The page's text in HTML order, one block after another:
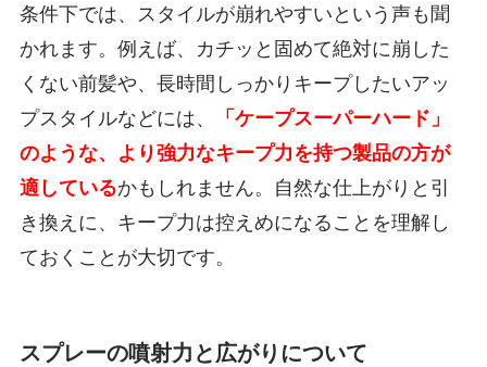
条件下では、スタイルが崩れやすいという声も聞
かれます。例えば、カチッと固めて絶対に崩した
くない前髪や、長時間しっかりキープしたいアッ
プスタイルなどには、
「ケープスーパーハード」
のような、より強力なキープ力を持つ製品の方が
適しているかもしれません。自然な仕上がりと引
き換えに、キープ力は控えめになることを理解し
ておくことが大切です。
スプレーの噴射力と広がりについて